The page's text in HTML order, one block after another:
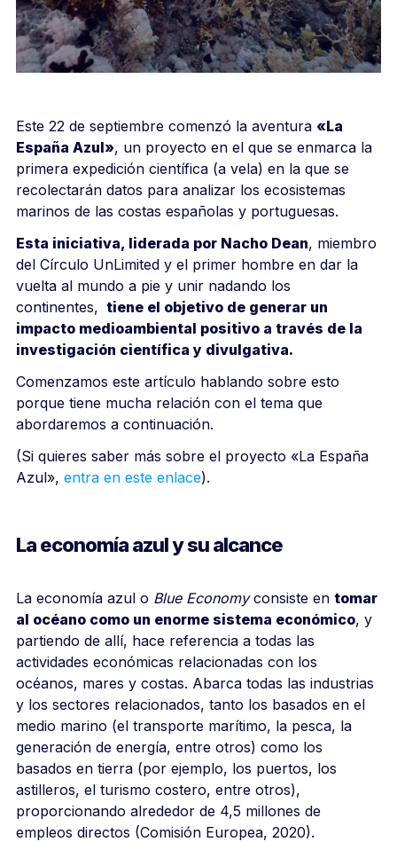
Este 22 de septiembre comenzó la aventura «La
España Azul», un proyecto en el que se enmarca la
primera expedición científica (a vela) en la que se
recolectarán datos para analizar los ecosistemas
marinos de las costas españolas y portuguesas.
Esta iniciativa, liderada por Nacho Dean, miembro
del Círculo UnLimited y el primer hombre en dar la
vuelta al mundo a pie y unir nadando los
continentes, tiene el objetivo de generar un
impacto medioambiental positivo a través de la
investigación científica y divulgativa.
Comenzamos este artículo hablando sobre esto
porque tiene mucha relación con el tema que
abordaremos a continuación.
(Si quieres saber más sobre el proyecto «La España
Azul», entra en este enlace).
La economía azul y su alcance
La economía azul o Blue Economyconsiste en tomar
al océano como un enorme sistema económico, y
partiendo de allí, hace referencia a todas las
actividades económicas relacionadas con los
océanos, mares y costas. Abarca todas las industrias
y los sectores relacionados, tanto los basados en el
medio marino (el transporte marítimo, la pesca, la
generación de energía, entre otros) como los
basados en tierra (por ejemplo, los puertos, los
astilleros, el turismo costero, entre otros),
proporcionando alrededor de 4,5 millones de
empleos directos (Comisión Europea, 2020).